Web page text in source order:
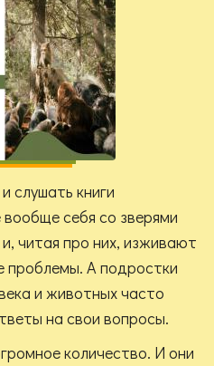
слушать книги
себя со зверями
читая про них, изживают
проблемы. А подростки
и животных часто
на свои вопросы.
количество. И они